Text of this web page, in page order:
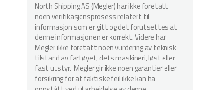
North Shipping AS (Megler) har ikke foretatt
noen verifikasjonsprosess relatert til
informasjon som er gitt og det forutsettes at
denne informasjonen er korrekt. Videre har
Megler ikke foretatt noen vurdering av teknisk
tilstand av fartøyet, dets maskineri, løst eller
fast utstyr. Megler gir ikke noen garantier eller
forsikring for at faktiske feil ikke kan ha